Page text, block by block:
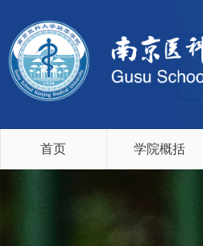
首页 学院概括